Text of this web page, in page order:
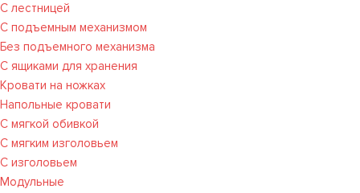
С лестницей
С подъемным механизмом
Без подъемного механизма
С ящиками для хранения
Кровати на ножках
Напольные кровати
С мягкой обивкой
С мягким изголовьем
С изголовьем
Модульные